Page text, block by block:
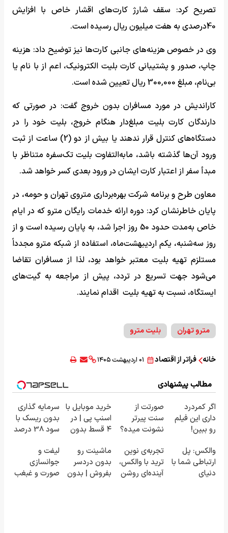
تصریح کرد: سقف شارژ کارت‌های اقشار خاص با افزایش
40درصدی به هفت میلیون ریال رسیده است.
وی در خصوص هزینه‌های جانبی کارت‌ها نیز توضیح داد: هزینه
چاپ، صدور و پشتیبانی کارت بلیت الکترونیک، اعم از با نام یا
بی‌نام، مبلغ 300,000 ریال تعیین شده است.
کاراندیش در مورد مسافران بدون خروج گفت: در صورتی که
دارندگان کارت بلیت مبلغ‌دار هنگام خروج، بلیت خود را در
دستگاه‌های کنترل قرار ندهند یا بیش از دو (2) ساعت از ثبت
ورود آن‌ها گذشته باشد، مابه‌التفاوت بلیت تک‌سفره متناظر با
مبدأ سفر از اعتبار کارت ایشان در ورود بعدی کسر خواهد شد.
معاون طرح و برنامه شرکت بهره‌برداری متروی تهران و حومه، در
پایان خاطرنشان کرد: دوره ارائه خدمات رایگان مترو که در ایام
خاص به‌مدت حدود 50 روز اجرا شد، به پایان رسیده است و از
روز سه‌شنبه، یکم اردیبهشت‌ماه، استفاده از شبکه مترو مجدداً
مستلزم تهیه بلیت معتبر خواهد بود، لذا از مسافران تقاضا
می‌شود جهت تسریع در تردد، پیش از مراجعه به گیت‌های
ایستگاه، نسبت به تهیه بلیت اقدام نمایند.
مترو تهران بلیت مترو
خانه فراتر از اقتصاد ۰۱ اردیبهشت ۱۴۰۵
مطالب پیشنهادی
اگر کمردرد
داری این فیلم
رو ببین!
رو پر کن◖
صورتت از
سنت پیرتر
نشونت میده؟
می‌گردونه 🔰
خرید موبایل با
اسنپ پی | در
۴ قسط بدون
سرمایه گذاری
بدون ریسک با
سود 38 درصد
والکس: پل
ارتباطی شما با
دنیای
تجربه‌ی نوین
ترید با والکس،
آینده‌ای روشن
ماشینت رو
بدون دردسر
بفروش | بدون
لیفت و
جوانسازی
صورت و غبغب